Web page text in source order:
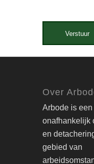
Verstuur
Over
Arbode is
onafhankelijk
en
gebied van